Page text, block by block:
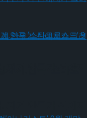
겨 안무가 신예지
겨 안무가 신예지
세계,연극 ‘스타크